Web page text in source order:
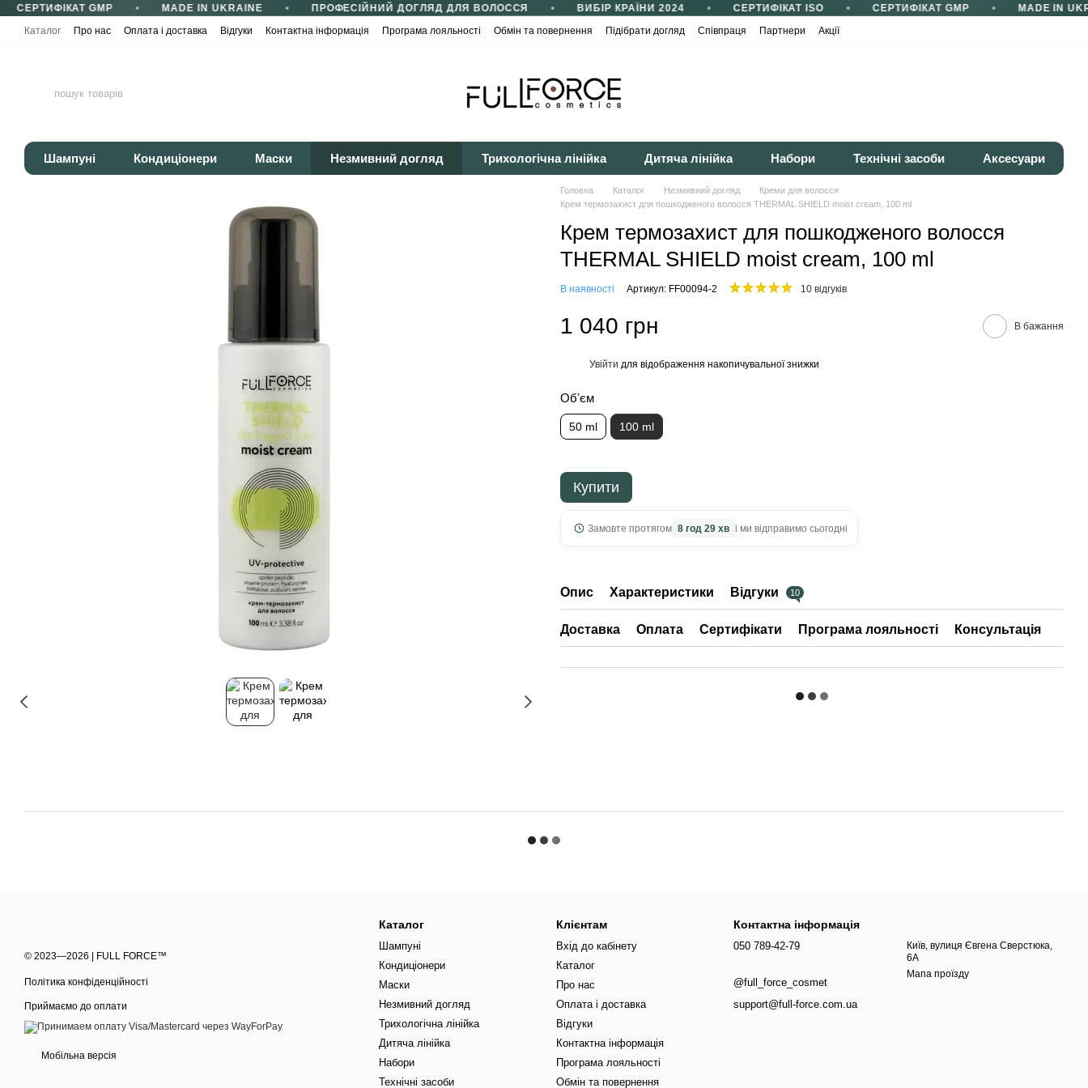
Перейти до основного контенту
СЕРТИФІКАТ GMP MADE IN UKRAINE ПРОФЕСІЙНИЙ ДОГЛЯД ДЛЯ ВОЛОССЯ ВИБІР КРАЇНИ 2024 СЕРТИФІКАТ ISO СЕРТИФІКАТ GMP
MADE IN
Каталог
Про нас Оплата і доставка Відгуки Контактна інформація Програма лояльності Обмін та повернення Підібрати догляд Співпраця Партнери
Акції
Шампуні Кондиціонери Маски Незмивний догляд Трихологічна лінійка Дитяча лінійка Набори Технічні засоби Аксесуари
Головна Каталог Незмивний догляд
Креми для волосся
Крем термозахист для пошкодженого волосся THERMAL SHIELD moist cream, 100 ml
Крем термозахист для пошкодженого волосся
THERMAL SHIELD moist cream, 100 ml
В наявності Артикул: FF00094-2 10 відгуків
1 040 грн В бажання
Увійти для відображення накопичувальної знижки
Обʼєм
50 ml 100 ml
Купити
Замовте протягом 8 год 29 хв і ми відправимо сьогодні
Опис Характеристики Відгуки 10
Доставка Оплата Сертифікати Програма лояльності Консультація
© 2023—2026 | FULL FORCE™
Політика конфіденційності
Приймаємо до оплати
Мобільна версія
Каталог
Шампуні
Кондиціонери
Маски
Незмивний догляд
Трихологічна лінійка
Дитяча лінійка
Набори
Технічні засоби
Клієнтам
Вхід до кабінету
Каталог
Про нас
Оплата і доставка
Відгуки
Контактна інформація
Програма лояльності
Обмін та повернення
Контактна інформація
050 789-42-79
@full_force_cosmet
support@full-force.com.ua
Київ, вулиця Євгена Сверстюка,
6А
Мапа проїзду